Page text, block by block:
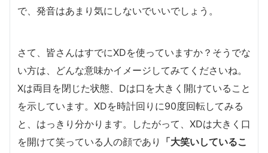
で、発音はあまり気にしないでいいでしょう。
さて、皆さんはすでにXDを使っていますか？そうでな
い方は、どんな意味かイメージしてみてくださいね。
Xは両目を閉じた状態、Dは口を大きく開けていること
を示しています。XDを時計回りに90度回転してみる
と、はっきり分かります。したがって、XDは大きく口
を開けて笑っている人の顔であり
「大笑いしているこ